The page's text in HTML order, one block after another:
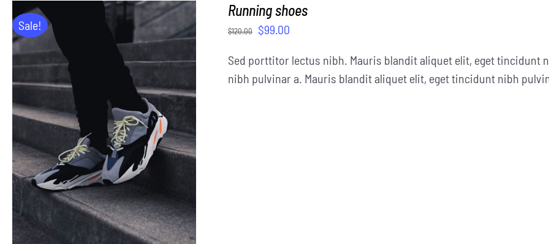
Sale!
ADD TO CART / DETAILS
Running shoes
$120.00 $99.00
Sed porttitor lectus nibh. Mauris blandit aliquet elit, eget tincidunt
nibh pulvinar a. Mauris blandit aliquet elit, eget tincidunt nibh